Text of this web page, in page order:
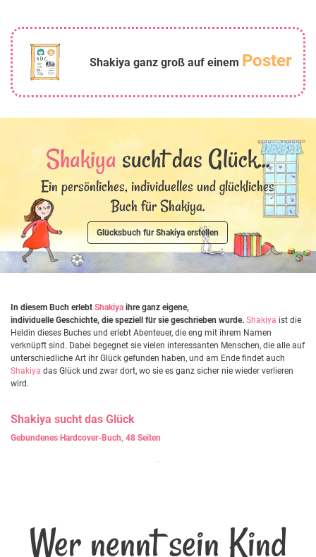
Shakiya ganz groß auf einem Poster
Shakiya sucht das Glück...
Ein persönliches, individuelles und glückliches
Buch für Shakiya.
Glücksbuch für Shakiya erstellen
In diesem Buch erlebt Shakiya ihre ganz eigene,
individuelle Geschichte, die speziell für sie geschrieben wurde. Shakiya ist die
Heldin dieses Buches und erlebt Abenteuer, die eng mit ihrem Namen
verknüpft sind. Dabei begegnet sie vielen interessanten Menschen, die alle auf
unterschiedliche Art ihr Glück gefunden haben, und am Ende findet auch
Shakiya das Glück und zwar dort, wo sie es ganz sicher nie wieder verlieren
wird.
Shakiya sucht das Glück
Gebundenes Hardcover-Buch, 48 Seiten
Wer nennt sein Kind